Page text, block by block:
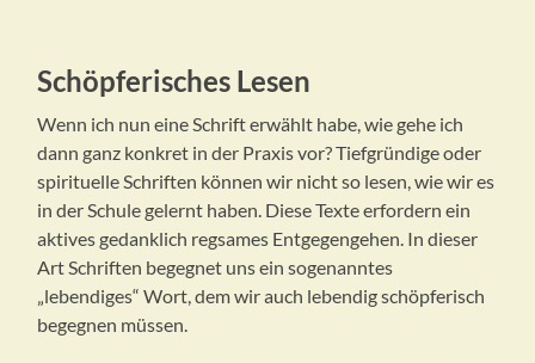
Schöpferisches Lesen
Wenn ich nun eine Schrift erwählt habe, wie gehe ich
dann ganz konkret in der Praxis vor? Tiefgründige oder
spirituelle Schriften können wir nicht so lesen, wie wir es
in der Schule gelernt haben. Diese Texte erfordern ein
aktives gedanklich regsames Entgegengehen. In dieser
Art Schriften begegnet uns ein sogenanntes
„lebendiges“ Wort, dem wir auch lebendig schöpferisch
begegnen müssen.